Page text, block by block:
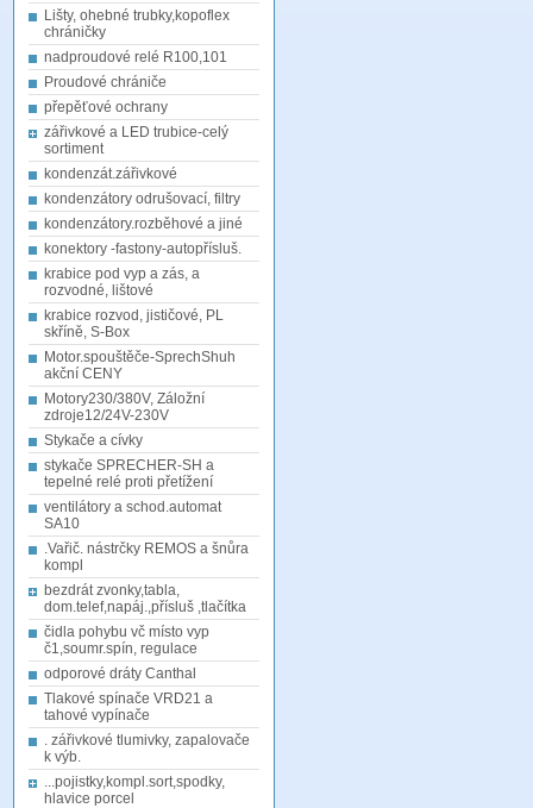
Lišty, ohebné trubky,kopoflex
chráničky
nadproudové relé R100,101
Proudové chrániče
přepěťové ochrany
zářivkové a LED trubice-celý
sortiment
kondenzát.zářivkové
kondenzátory odrušovací, filtry
kondenzátory.rozběhové a jiné
konektory -fastony-autopřísluš.
krabice pod vyp a zás, a
rozvodné, lištové
krabice rozvod, jističové, PL
skříně, S-Box
Motor.spouštěče-SprechShuh
akční CENY
Motory230/380V, Záložní
zdroje12/24V-230V
Stykače a cívky
stykače SPRECHER-SH a
tepelné relé proti přetížení
ventilátory a schod.automat
SA10
.Vařič. nástrčky REMOS a šnůra
kompl
bezdrát zvonky,tabla,
dom.telef,napáj.,přísluš ,tlačítka
čidla pohybu vč místo vyp
č1,soumr.spín, regulace
odporové dráty Canthal
Tlakové spínače VRD21 a
tahové vypínače
. zářivkové tlumivky, zapalovače
k výb.
...pojistky,kompl.sort,spodky,
hlavice porcel